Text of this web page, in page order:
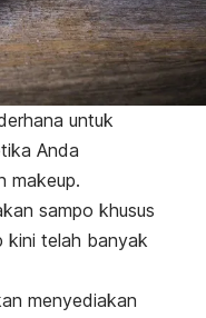
untuk
Anda
makeup.
sampo khusus
kini telah banyak
menyediakan